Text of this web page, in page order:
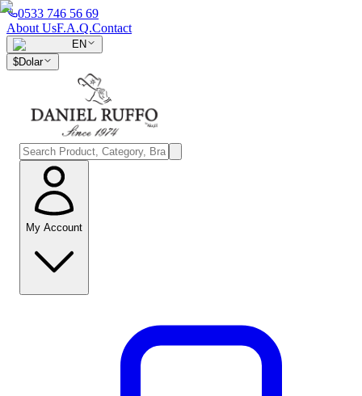
0533 746 56 69
About UsF.A.Q.Contact
EN
$Dolar
My Account